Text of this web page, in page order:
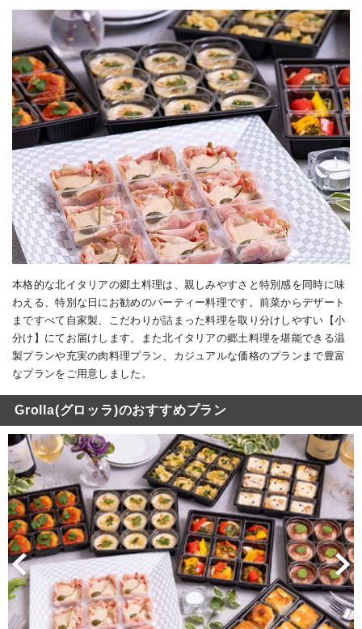
本格的な北イタリアの郷土料理は、親しみやすさと特別感を同時に味
わえる、特別な日にお勧めのパーティー料理です。前菜からデザート
まですべて自家製、こだわりが詰まった料理を取り分けしやすい【小
分け】にてお届けします。また北イタリアの郷土料理を堪能できる温
製プランや充実の肉料理プラン、カジュアルな価格のプランまで豊富
なプランをご用意しました。
Grolla(グロッラ)のおすすめプラン
Previous